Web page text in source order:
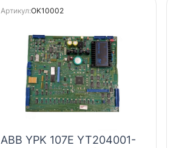
Артикул:OK10002
ABB YPK 107E YT204001-